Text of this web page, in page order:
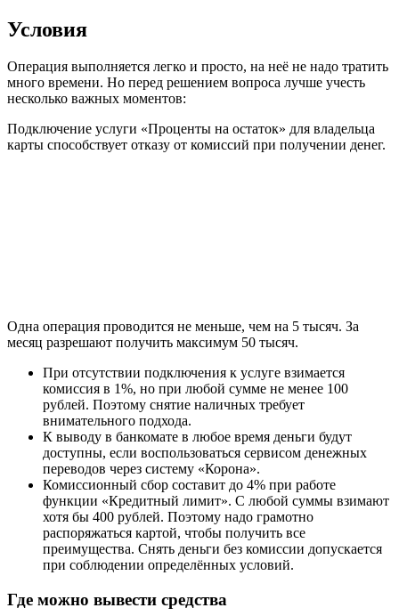
Условия
Операция выполняется легко и просто, на неё не надо тратить
много времени. Но перед решением вопроса лучше учесть
несколько важных моментов:
Подключение услуги «Проценты на остаток» для владельца
карты способствует отказу от комиссий при получении денег.
Одна операция проводится не меньше, чем на 5 тысяч. За
месяц разрешают получить максимум 50 тысяч.
При отсутствии подключения к услуге взимается
комиссия в 1%, но при любой сумме не менее 100
рублей. Поэтому снятие наличных требует
внимательного подхода.
К выводу в банкомате в любое время деньги будут
доступны, если воспользоваться сервисом денежных
переводов через систему «Корона».
Комиссионный сбор составит до 4% при работе
функции «Кредитный лимит». С любой суммы взимают
хотя бы 400 рублей. Поэтому надо грамотно
распоряжаться картой, чтобы получить все
преимущества. Снять деньги без комиссии допускается
при соблюдении определённых условий.
Где можно вывести средства